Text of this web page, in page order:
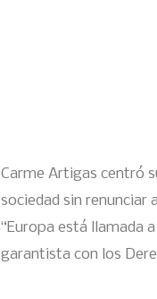
Carme Artigas centró
sociedad sin renunciar
“Europa está llamada
garantista con los